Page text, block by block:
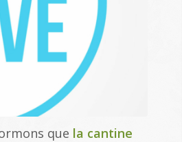
que la cantine